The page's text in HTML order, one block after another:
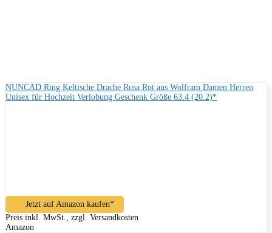
NUNCAD Ring Keltische Drache Rosa Rot aus Wolfram Damen Herren
Unisex für Hochzeit Verlobung Geschenk Größe 63.4 (20.2)*
Jetzt auf Amazon kaufen*
Preis inkl. MwSt., zzgl. Versandkosten
Amazon